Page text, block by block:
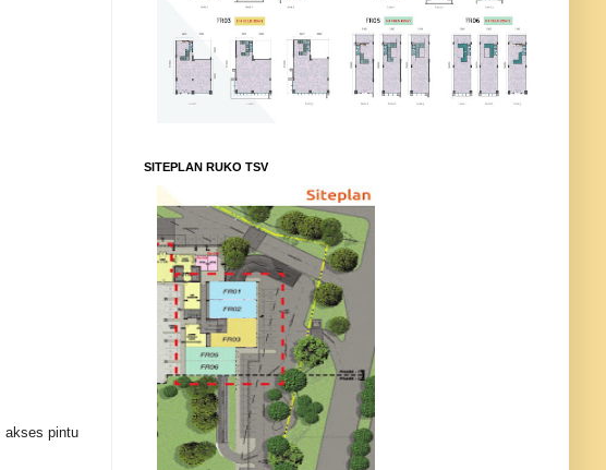
akses pintu
SITEPLAN RUKO TSV